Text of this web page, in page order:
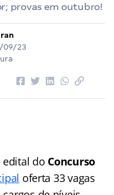
provas em outubro!
09/23
edital do Concurso
oferta 33 vagas